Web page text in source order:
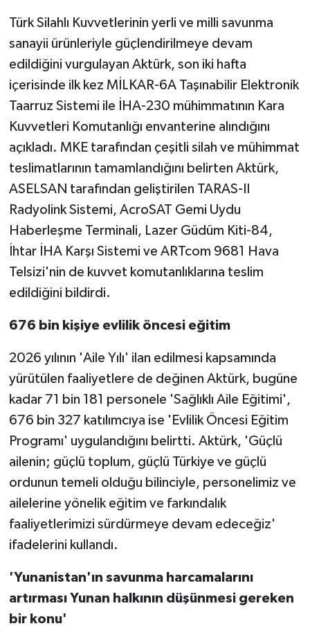
Türk Silahlı Kuvvetlerinin yerli ve milli savunma
sanayii ürünleriyle güçlendirilmeye devam
edildiğini vurgulayan Aktürk, son iki hafta
içerisinde ilk kez MİLKAR-6A Taşınabilir Elektronik
Taarruz Sistemi ile İHA-230 mühimmatının Kara
Kuvvetleri Komutanlığı envanterine alındığını
açıkladı. MKE tarafından çeşitli silah ve mühimmat
teslimatlarının tamamlandığını belirten Aktürk,
ASELSAN tarafından geliştirilen TARAS-II
Radyolink Sistemi, AcroSAT Gemi Uydu
Haberleşme Terminali, Lazer Güdüm Kiti-84,
İhtar İHA Karşı Sistemi ve ARTcom 9681 Hava
Telsizi'nin de kuvvet komutanlıklarına teslim
edildiğini bildirdi.
676 bin kişiye evlilik öncesi eğitim
2026 yılının 'Aile Yılı' ilan edilmesi kapsamında
yürütülen faaliyetlere de değinen Aktürk, bugüne
kadar 71 bin 181 personele 'Sağlıklı Aile Eğitimi',
676 bin 327 katılımcıya ise 'Evlilik Öncesi Eğitim
Programı' uygulandığını belirtti. Aktürk, 'Güçlü
ailenin; güçlü toplum, güçlü Türkiye ve güçlü
ordunun temeli olduğu bilinciyle, personelimiz ve
ailelerine yönelik eğitim ve farkındalık
faaliyetlerimizi sürdürmeye devam edeceğiz'
ifadelerini kullandı.
'Yunanistan'ın savunma harcamalarını
artırması Yunan halkının düşünmesi gereken
bir konu'